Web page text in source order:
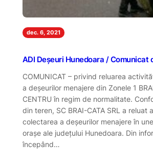
dec. 6, 2021
ADI Deșeuri Hunedoara / Comunicat
COMUNICAT – privind reluarea
a deșeurilor menajere din Zonele 1
CENTRU în regim de normalitate.
din teren, SC BRAI-CATA SRL a reluat
colectarea a deșeurilor menajere în
orașe ale județului Hunedoara. Din
începând…